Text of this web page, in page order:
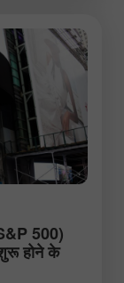
500)
होने के